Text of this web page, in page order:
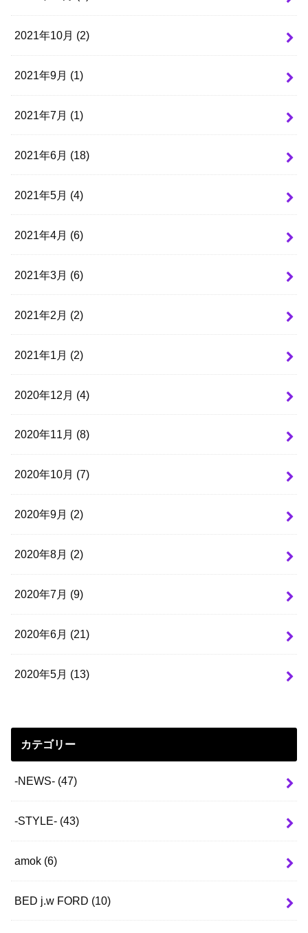
2021年10月 (2)
2021年9月 (1)
2021年7月 (1)
2021年6月 (18)
2021年5月 (4)
2021年4月 (6)
2021年3月 (6)
2021年2月 (2)
2021年1月 (2)
2020年12月 (4)
2020年11月 (8)
2020年10月 (7)
2020年9月 (2)
2020年8月 (2)
2020年7月 (9)
2020年6月 (21)
2020年5月 (13)
カテゴリー
-NEWS- (47)
-STYLE- (43)
amok (6)
BED j.w FORD (10)